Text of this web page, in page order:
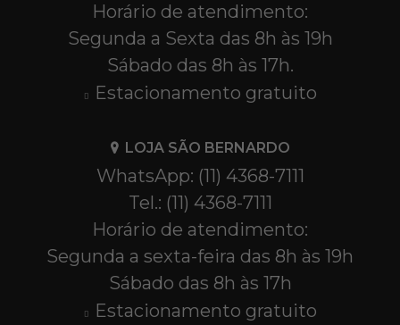
Horário de atendimento:
Segunda a Sexta das 8h às 19h
Sábado das 8h às 17h.
Estacionamento gratuito
LOJA SÃO BERNARDO
WhatsApp: (11) 4368-7111
Tel.: (11) 4368-7111
Horário de atendimento:
Segunda a sexta-feira das 8h às 19h
Sábado das 8h às 17h
Estacionamento gratuito